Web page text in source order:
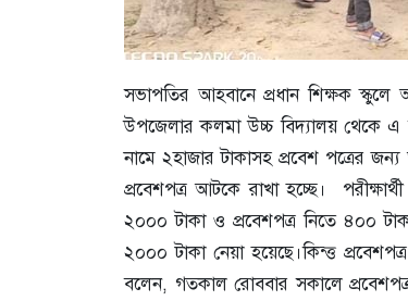
সভাপতির আহবানে প্রধান শিক্ষক স্কুলে
উপজেলার কলমা উচ্চ বিদ্যালয় থেকে এ
নামে ২হাজার টাকাসহ প্রবেশ পত্রের
প্রবেশপত্র আটকে রাখা হচ্ছে।
২০০০ টাকা ও প্রবেশপত্র নিতে ৪০০
২০০০ টাকা নেয়া হয়েছে।কিন্ত্ত
বলেন, গতকাল রোববার সকালে